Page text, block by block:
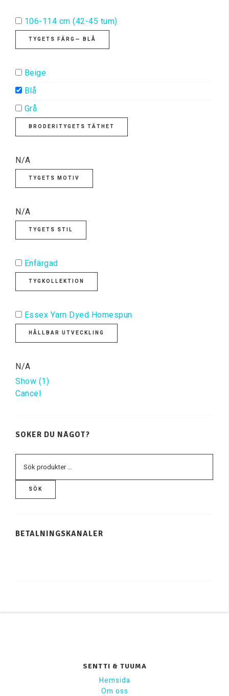
106-114 cm (42-45 tum)
TYGETS FÄRG — BLÅ
Beige
Blå
Grå
BRODERITYGETS TÄTHET
N/A
TYGETS MOTIV
N/A
TYGETS STIL
Enfärgad
TYGKOLLEKTION
Essex Yarn Dyed Homespun
HÅLLBAR UTVECKLING
N/A
Show (1)
Cancel
SÖKER DU NÅGOT?
SÖK
BETALNINGSKANALER
SENTTI & TUUMA
Hemsida
Om oss